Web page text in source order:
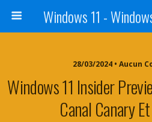
28/03/2024 • Aucun
Windows 11 Insider
Canal Canary